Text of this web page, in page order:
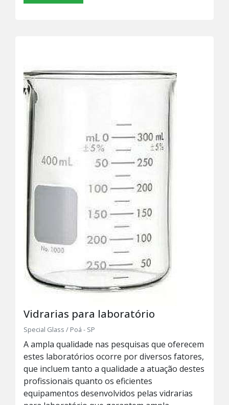
Vidrarias para laboratório
Special Glass / Poá - SP
A ampla qualidade nas pesquisas que oferecem
estes laboratórios ocorre por diversos fatores,
que incluem tanto a qualidade a atuação destes
profissionais quanto os eficientes
equipamentos desenvolvidos pelas vidrarias